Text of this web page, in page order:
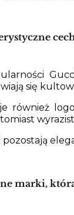
się
również
marki,